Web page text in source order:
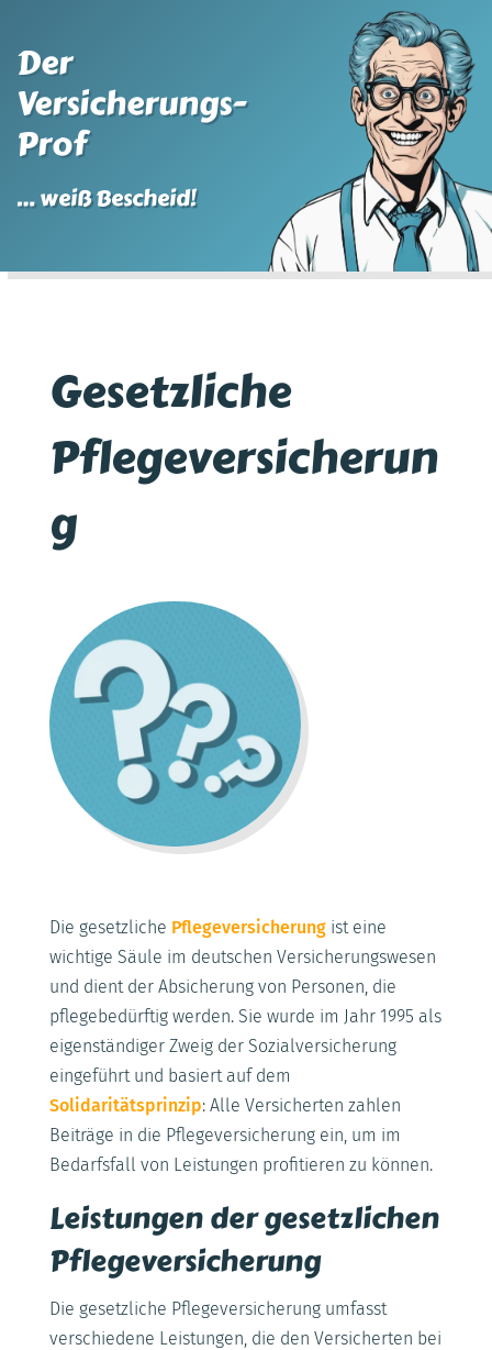
Der
Versicherungs-
Prof
… weiß Bescheid!
Gesetzliche
Pflegeversicherun
g
Die gesetzliche Pflegeversicherungist eine
wichtige Säule im deutschen Versicherungswesen
und dient der Absicherung von Personen, die
pflegebedürftig werden. Sie wurde im Jahr 1995 als
eigenständiger Zweig der Sozialversicherung
eingeführt und basiert auf dem
Solidaritätsprinzip: Alle Versicherten zahlen
Beiträge in die Pflegeversicherung ein, um im
Bedarfsfall von Leistungen profitieren zu können.
Leistungen der gesetzlichen
Pflegeversicherung
Die gesetzliche Pflegeversicherung umfasst
verschiedene Leistungen, die den Versicherten bei